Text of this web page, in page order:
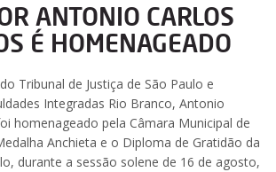
ANTONIO CARLOS
É HOMENAGEADO
Tribunal de Justiça de São Paulo e
Integradas Rio Branco, Antonio
homenageado pela Câmara Municipal de
Anchieta e o Diploma de Gratidão da
durante a sessão solene de 16 de agosto,